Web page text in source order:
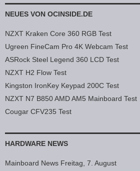
NEUES VON OCINSIDE.DE
NZXT Kraken Core 360 RGB Test
Ugreen FineCam Pro 4K Webcam Test
ASRock Steel Legend 360 LCD Test
NZXT H2 Flow Test
Kingston IronKey Keypad 200C Test
NZXT N7 B850 AMD AM5 Mainboard Test
Cougar CFV235 Test
HARDWARE NEWS
Mainboard News Freitag, 7. August